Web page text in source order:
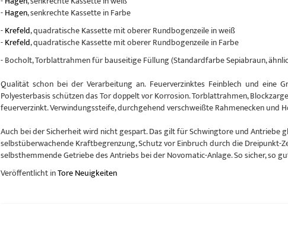
-Hagen, senkrechte Kassette in Farbe
-Krefeld, quadratische Kassette mit oberer Rundbogenzeile in weiß
-Krefeld, quadratische Kassette mit oberer Rundbogenzeile in Farbe
- Bocholt, Torblattrahmen für bauseitige Füllung (Standardfarbe Sepiabraun,
Qualität schon bei der Verarbeitung an. Feuerverzinktes Feinblech und eine
Polyesterbasis schützen das Tor doppelt vor Korrosion. Torblattrahmen,
feuerverzinkt. Verwindungssteife, durchgehend verschweißte Rahmenecken
Auch bei der Sicherheit wird nicht gespart. Das gilt für Schwingtore und Antriebe
selbstüberwachende Kraftbegrenzung, Schutz vor Einbruch durch die
selbsthemmende Getriebe des Antriebs bei der Novomatic-Anlage. So sicher, so
Veröffentlicht inTore Neuigkeiten